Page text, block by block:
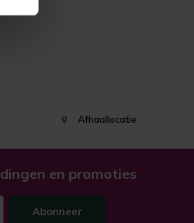
Afhaallocatie
en promoties
Abonneer